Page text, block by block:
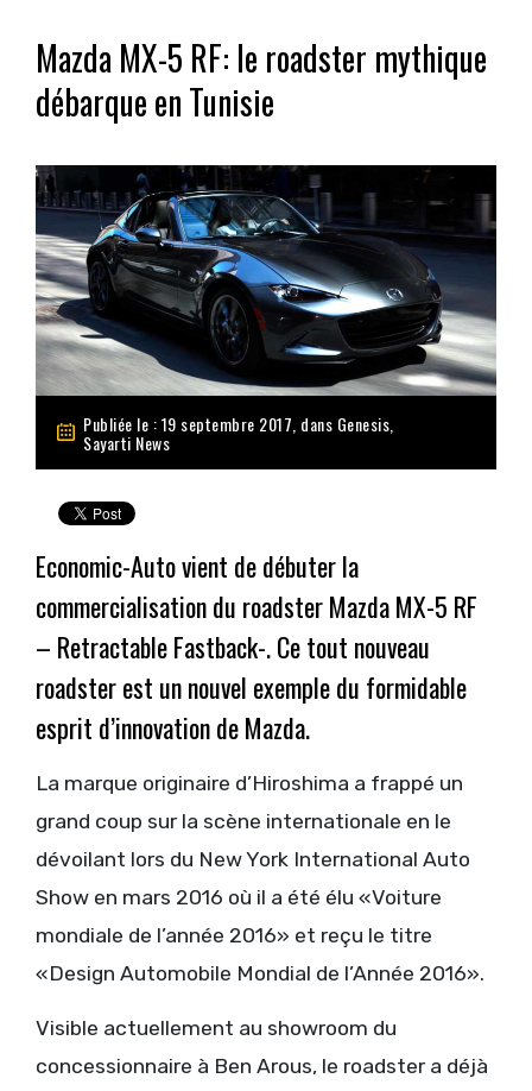
Mazda MX-5 RF: le roadster mythique
débarque en Tunisie
Publiée le : 19 septembre 2017, dans Genesis
Sayarti News
Economic-Auto vient de débuter la
commercialisation du roadster Mazda MX-5 RF
– Retractable Fastback-. Ce tout nouveau
roadster est un nouvel exemple du formidable
esprit d’innovation de Mazda.
La marque originaire d’Hiroshima a frappé un
grand coup sur la scène internationale en le
dévoilant lors du New York International Auto
Show en mars 2016 où il a été élu «Voiture
mondiale de l’année 2016» et reçu le titre
«Design Automobile Mondial de l’Année 2016».
Visible actuellement au showroom du
concessionnaire à Ben Arous, le roadster a déjà